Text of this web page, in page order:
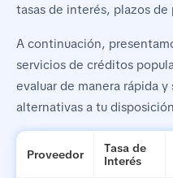
tasas de interés, plazos de
A continuación,
servicios de créditos
evaluar de manera rápida
alternativas a tu
Proveedor
Tasa de
Interés